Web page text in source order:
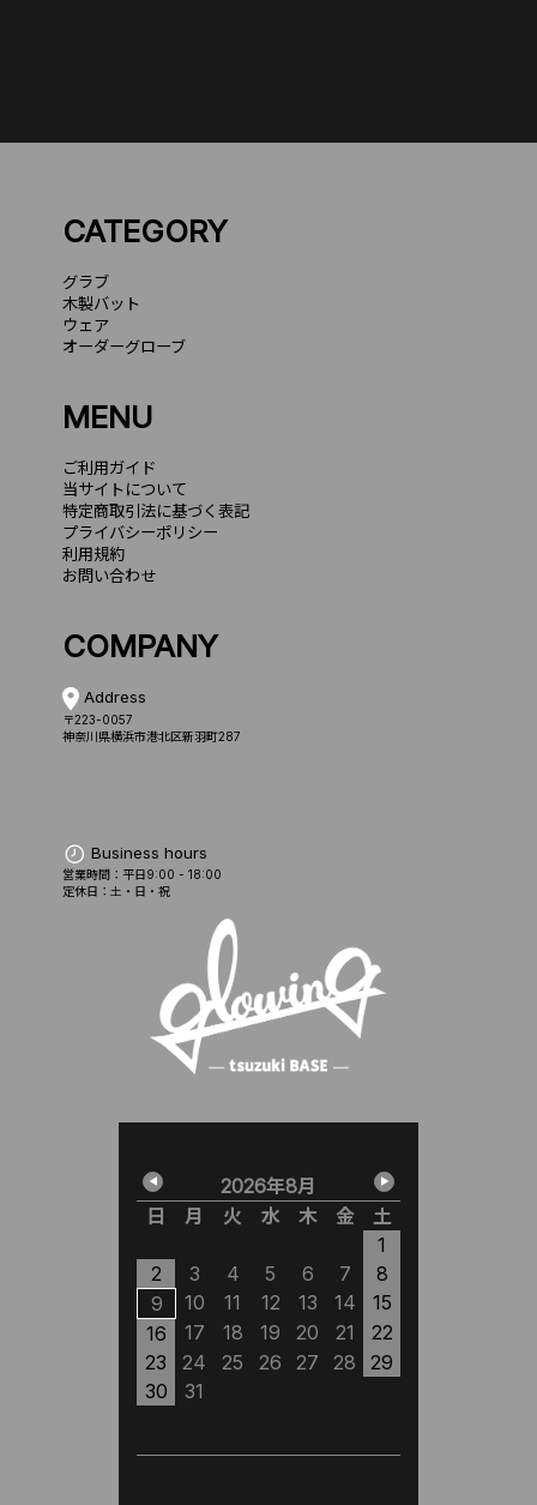
CATEGORY
グラブ
木製バット
ウェア
オーダーグローブ
MENU
ご利用ガイド
当サイトについて
特定商取引法に基づく表記
プライバシーポリシー
利用規約
お問い合わせ
COMPANY
Address
〒223-0057
神奈川県横浜市港北区新羽町287
Business hours
営業時間：平日9:00 - 18:00
定休日：土・日・祝
2026年8月
日
月 火 水 木 金
土
1
2
3 4 5 6 7
8
9
10 11 12 13 14
15
16
17 18 19 20 21
22
23
24 25 26 27 28
29
30
31